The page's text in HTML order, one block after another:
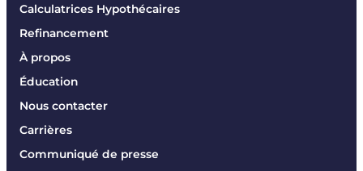
Calculatrices Hypothécaires
Refinancement
À propos
Éducation
Nous contacter
Carrières
Communiqué de presse